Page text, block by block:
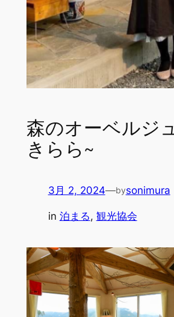
森のオーベルジ
きらら~
3月 2, 2024—bysonimura
in 泊まる, 観光協会